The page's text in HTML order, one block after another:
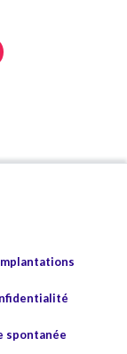
spontanée